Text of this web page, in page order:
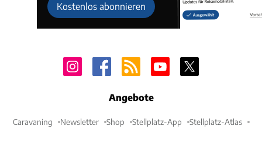
Kostenlos abonnieren
Angebote
Caravaning Newsletter Shop Stellplatz-App Stellplatz-Atlas